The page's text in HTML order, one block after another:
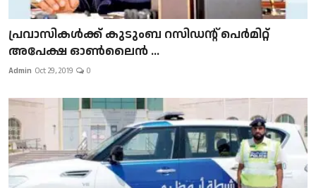
പ്രവാസികള്‍ക്ക് കുടുംബ റസിഡന്റ് പെർമിറ്റ്
അപേക്ഷ ഓൺലൈൻ ...
Admin Oct 29, 2019 0